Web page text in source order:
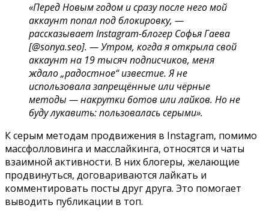
«Перед Новым годом и сразу после него мой
аккаунт попал под блокировку, —
рассказывает Instagram-блогер Софья Гаева
[@sonya.seo]. — Утром, когда я открыла свой
аккаунт на 19 тысяч подписчиков, меня
ждало „радостное“ известие. Я не
использовала запрещённые или чёрные
методы — накрутки ботов или лайков. Но не
буду лукавить: пользовалась серыми».
К серым методам продвижения в Instagram, помимо
массфолловинга и масслайкинга, относятся и чаты
взаимной активности. В них блогеры, желающие
продвинуться, договариваются лайкать и
комментировать посты друг друга. Это помогает
выводить публикации в топ.